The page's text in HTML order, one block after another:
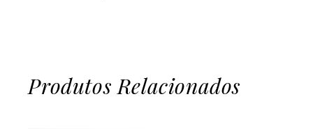
Produtos Relacionados